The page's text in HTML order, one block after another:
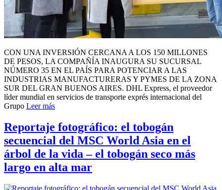
CON UNA INVERSIÓN CERCANA A LOS 150 MILLONES
DE PESOS, LA COMPAÑÍA INAUGURA SU SUCURSAL
NÚMERO 35 EN EL PAÍS PARA POTENCIAR A LAS
INDUSTRIAS MANUFACTURERAS Y PYMES DE LA ZONA
SUR DEL GRAN BUENOS AIRES. DHL Express, el proveedor
líder mundial en servicios de transporte exprés internacional del
Grupo Leer más
Reportaje fotográfico: el tobogán
secuencial del MSC World Asia en el
árbol de la vida – el tobogán seco más
largo en alta mar